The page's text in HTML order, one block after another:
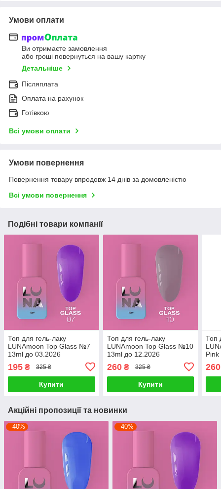
Умови оплати
Ви отримаєте замовлення
або гроші повернуться на вашу картку
Детальніше
Післяплата
Оплата на рахунок
Готівкою
Всі умови оплати
Умови повернення
Повернення товару впродовж 14 днів за домовленістю
Всі умови повернення
Подібні товари компанії
Топ для гель-лаку
LUNAmoon Top Glass №7
13ml до 03.2026
195 ₴ 325 ₴
Купити
Топ для гель-лаку
LUNAmoon Top Glass №10
13ml до 12.2026
260₴ 325 ₴
Купити
Топ
260
Акційні пропозиції та новинки
–40% –40%